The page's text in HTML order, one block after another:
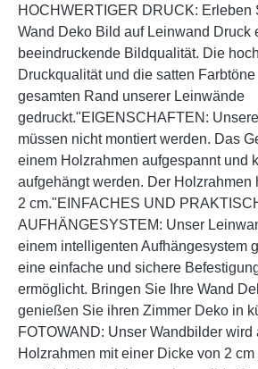
HOCHWERTIGER DRUCK: Erleben
Wand Deko Bild auf Leinwand Druck
beeindruckende Bildqualität. Die
Druckqualität und die satten
gesamten Rand unserer Leinwände
gedruckt."EIGENSCHAFTEN:
müssen nicht montiert werden. Das
einem Holzrahmen aufgespannt und
aufgehängt werden. Der Holzrahmen
2 cm."EINFACHES UND
AUFHÄNGESYSTEM: Unser
einem intelligenten Aufhängesystem
eine einfache und sichere
ermöglicht. Bringen Sie Ihre Wand
genießen Sie ihren Zimmer Deko in
FOTOWAND: Unser Wandbilder wird
Holzrahmen mit einer Dicke von 2